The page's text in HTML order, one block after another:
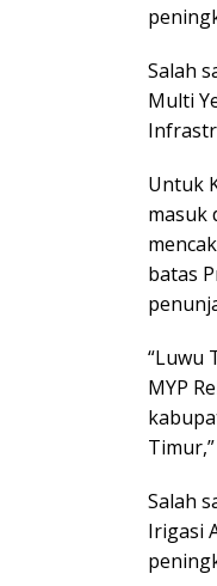
Salah
Multi
Untuk
masuk
batas
“Luwu
MYP
Salah
Irigasi